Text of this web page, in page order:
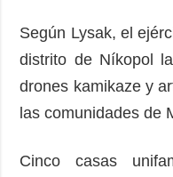
Según Lysak, el
distrito de Níkopol
drones kamikaze y
las comunidades de
Cinco casas